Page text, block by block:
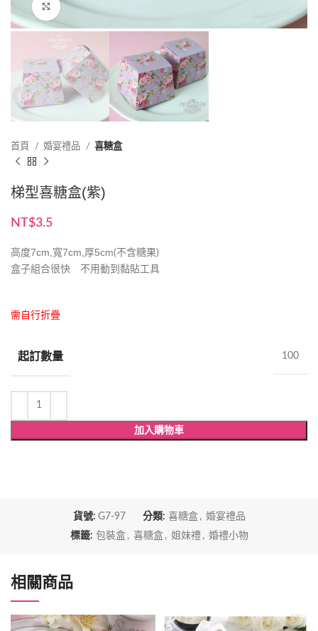
點擊放大
首頁 婚宴禮品 喜糖盒
梯型喜糖盒(紫)
NT$3.5
高度7cm,寬7cm,厚5cm(不含糖果)
盒子組合很快 不用動到黏貼工具
需自行折疊
起訂數量 100
加入購物車
貨號: G7-97 分類: 喜糖盒 , 婚宴禮品
標籤: 包裝盒 , 喜糖盒 , 姐妹禮 , 婚禮小物
相關商品